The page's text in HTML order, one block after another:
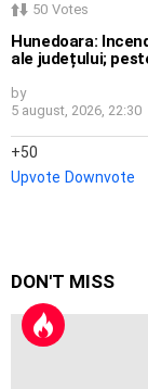
50 Votes
Hunedoara:
ale județului;
by
5 august, 2026, 22:30
50
Upvote Downvote
DON'T MISS